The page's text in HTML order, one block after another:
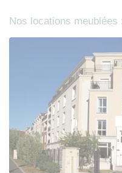
Nos locations